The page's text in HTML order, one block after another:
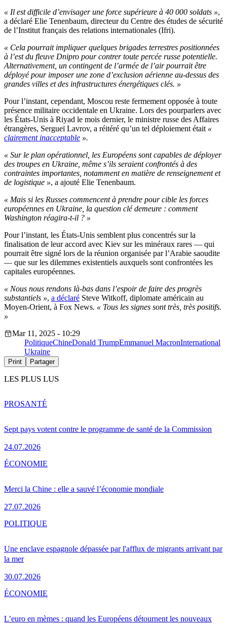
« Il est difficile d’envisager une force supérieure à 40 000 soldats »,
a déclaré Elie Tenenbaum, directeur du Centre des études de sécurité
de l’Institut français des relations internationales (Ifri).
« Cela pourrait impliquer quelques brigades terrestres positionnées
à l’est du fleuve Dnipro pour contrer toute percée russe potentielle.
Alternativement, un contingent de l’armée de l’air pourrait être
déployé pour imposer une zone d’exclusion aérienne au-dessus des
grandes villes et des infrastructures énergétiques clés. »
Pour l’instant, cependant, Moscou reste fermement opposée à toute
présence militaire occidentale en Ukraine. Lors des pourparlers avec
les États-Unis à Riyad le mois dernier, le ministre russe des Affaires
étrangères, Sergueï Lavrov, a réitéré qu’un tel déploiement était «
clairement inacceptable ».
« Sur le plan opérationnel, les Européens sont capables de déployer
des troupes en Ukraine, même s’ils seraient confrontés à des
contraintes importantes, notamment en matière de renseignement et
de logistique », a ajouté Elie Tenenbaum.
« Mais si les Russes commencent à prendre pour cible les forces
européennes en Ukraine, la question clé demeure : comment
Washington réagira-t-il ? »
Pour l’instant, les États-Unis semblent plus concentrés sur la
finalisation de leur accord avec Kiev sur les minéraux rares — qui
pourrait être signé lors de la réunion organisée par l’Arabie saoudite
— que sur les dilemmes existentiels auxquels sont confrontées les
capitales européennes.
« Nous nous rendons là-bas dans l’espoir de faire des progrès
substantiels », a déclaré Steve Witkoff, diplomate américain au
Moyen-Orient, à Fox News. « Tous les signes sont très, très positifs.
»
Mar 11, 2025 - 10:29
PolitiqueChineDonald TrumpEmmanuel MacronInternational
Ukraine
Print Partager
LES PLUS LUS
Sept pays votent contre le programme de santé de la Commission
24.07.2026
PROSANTÉ
Merci la Chine : elle a sauvé l’économie mondiale
27.07.2026
ÉCONOMIE
Une enclave espagnole dépassée par l'afflux de migrants arrivant par
la mer
30.07.2026
POLITIQUE
L’euro en mèmes : quand les Européens détournent les nouveaux
ÉCONOMIE